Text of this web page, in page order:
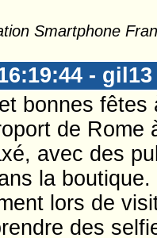
Smartphone
- gil13
bonnes fêtes
de Rome
avec des
la
lors de
des